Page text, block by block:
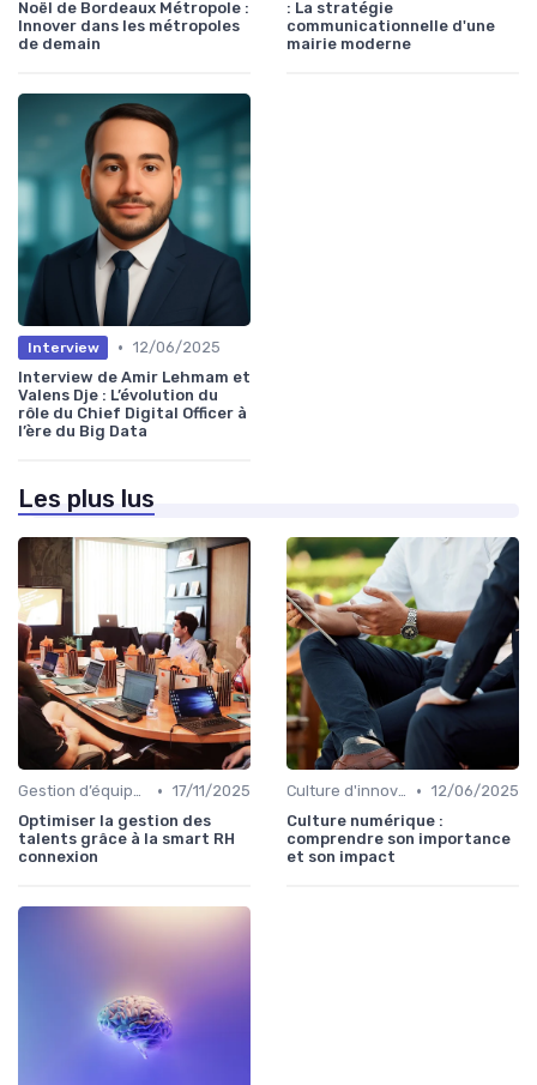
Noël de Bordeaux Métropole :
Innover dans les métropoles
de demain
: La stratégie
communicationnelle d'une
mairie moderne
Interview • 12/06/2025
Interview de Amir Lehmam et
Valens Dje : L’évolution du
rôle du Chief Digital Officer à
l’ère du Big Data
Les plus lus
Gestion d’équipes tech • 17/11/2025
Optimiser la gestion des
talents grâce à la smart RH
connexion
Culture d'innovation • 12/06/2025
Culture numérique :
comprendre son importance
et son impact